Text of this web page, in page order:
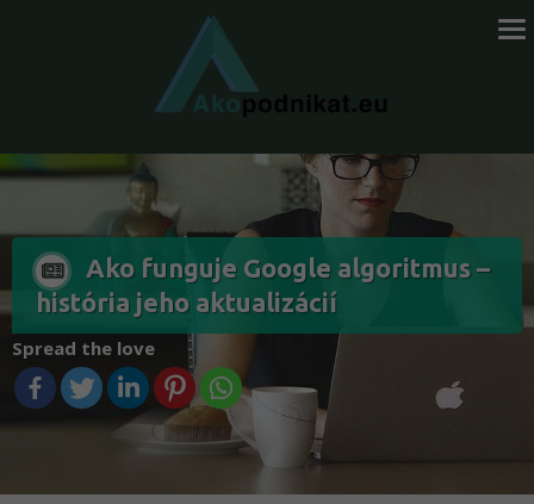
Ako funguje Google algoritmus –
história jeho aktualizácií
Spread the love